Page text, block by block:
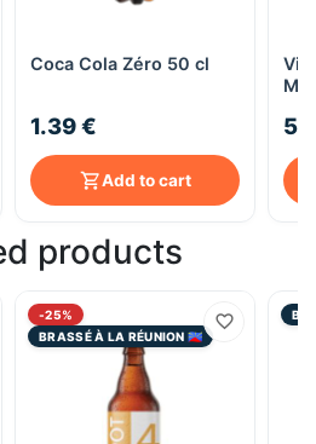
Coca Cola Zéro 50 cl
1.39 €
Add to cart
Vin
products
-25%
BRASSÉ À LA RÉUNION 🇷🇪